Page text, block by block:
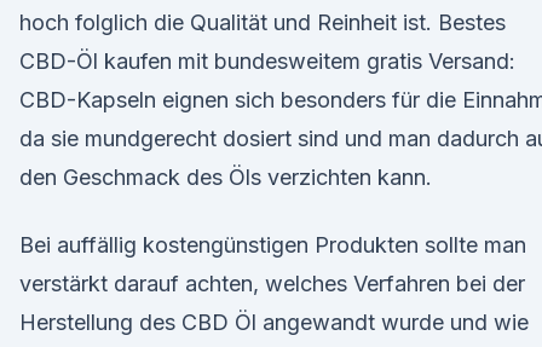
hoch folglich die Qualität und Reinheit ist. Bestes
CBD-Öl kaufen mit bundesweitem gratis Versand:
CBD-Kapseln eignen sich besonders für die
da sie mundgerecht dosiert sind und man dadurch
den Geschmack des Öls verzichten kann.
Bei auffällig kostengünstigen Produkten sollte man
verstärkt darauf achten, welches Verfahren bei der
Herstellung des CBD Öl angewandt wurde und wie